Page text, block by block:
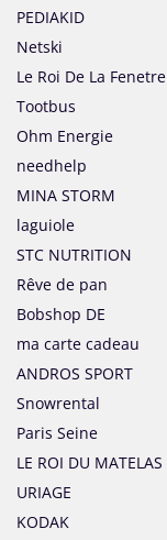
PEDIAKID
Netski
Le Roi De La Fenetre
Tootbus
Ohm Energie
needhelp
MINA STORM
laguiole
STC NUTRITION
Rêve de pan
Bobshop DE
ma carte cadeau
ANDROS SPORT
Snowrental
Paris Seine
LE ROI DU MATELAS
URIAGE
KODAK